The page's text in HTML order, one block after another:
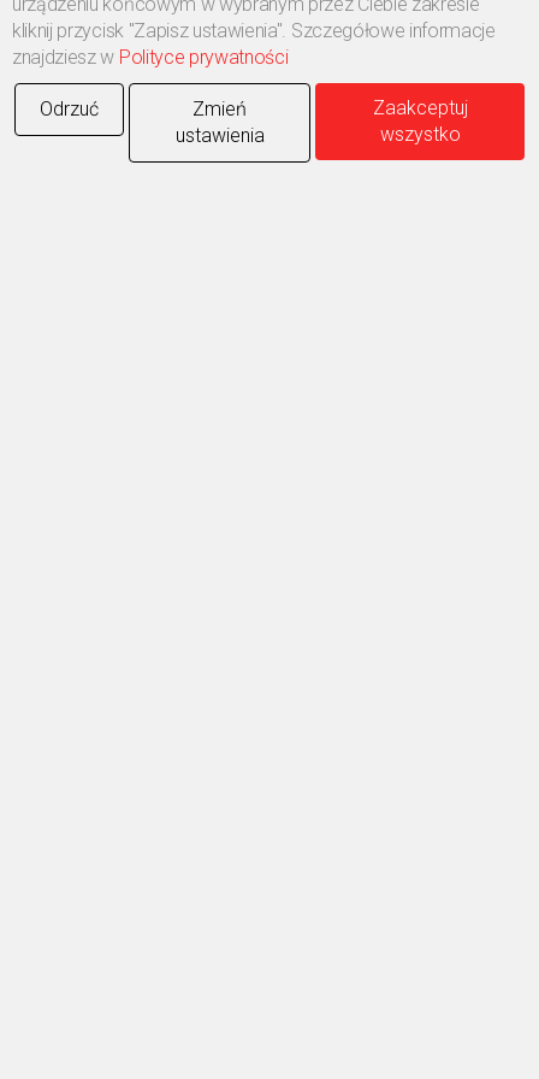
urządzeniu końcowym w wybranym przez Ciebie zakresie
kliknij przycisk "Zapisz ustawienia". Szczegółowe informacje
znajdziesz w Polityce prywatności
Odrzuć
Zmień
ustawienia
Zaakceptuj
wszystko
Obsługa protokołów DoIP i CAN FD
Obsługa automatycznego wyszukiwania pojazdów
WSPARCIE KALIBRACJI ADAS